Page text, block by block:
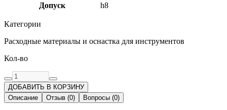
Допуск
h8
Категории
Расходные материалы и оснастка для инструментов
Кол-во
ДОБАВИТЬ В КОРЗИНУ
Описание
Отзыв (0) Вопросы (0)